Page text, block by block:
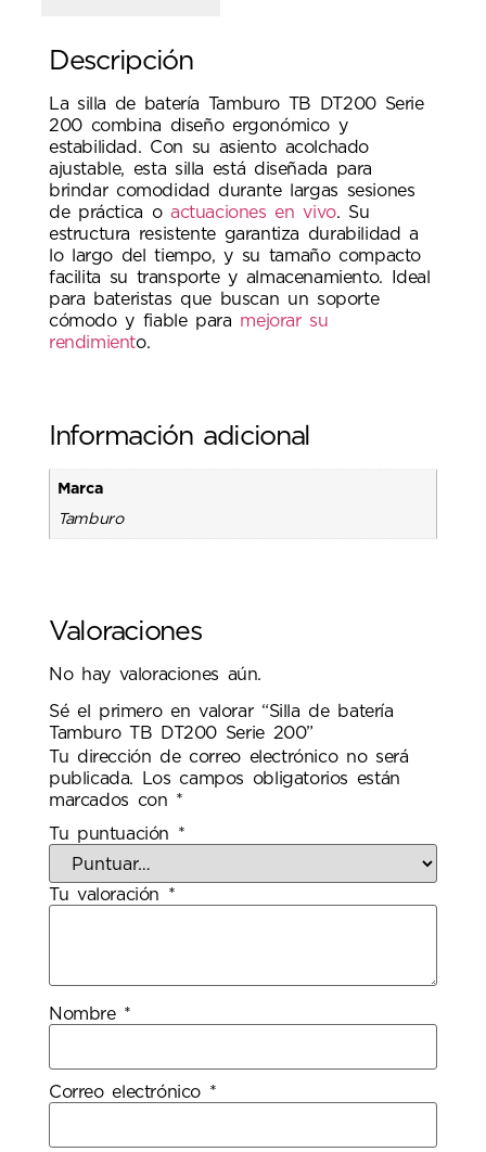
Descripción
La silla de batería Tamburo TB DT200 Serie
200 combina diseño ergonómico y
estabilidad. Con su asiento acolchado
ajustable, esta silla está diseñada para
brindar comodidad durante largas sesiones
de práctica o actuaciones en vivo. Su
estructura resistente garantiza durabilidad a
lo largo del tiempo, y su tamaño compacto
facilita su transporte y almacenamiento. Ideal
para bateristas que buscan un soporte
cómodo y fiable para mejorar su
rendimiento.
Información adicional
Marca
Tamburo
Valoraciones
No hay valoraciones aún.
Sé el primero en valorar “Silla de batería
Tamburo TB DT200 Serie 200”
Tu dirección de correo electrónico no será
publicada.
Los campos obligatorios están
marcados con *
Tu puntuación *
Tu valoración *
Nombre *
Correo electrónico *